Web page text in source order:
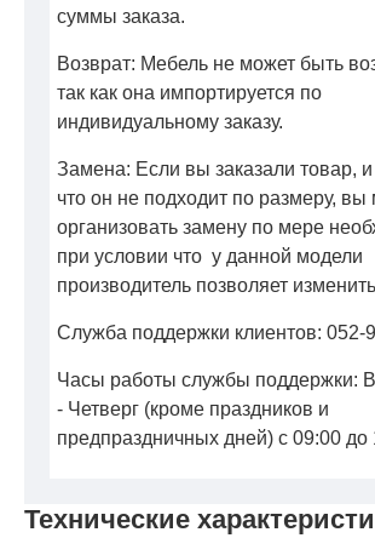
Технические
суммы заказа.
Возврат: Мебель не может быть
так как она импортируется по
индивидуальному заказу.
Замена: Если вы заказали товар, и
что он не подходит по размеру, вы
организовать замену по мере
при условии что у данной модели
производитель позволяет
Служба поддержки клиентов: 052-
Часы работы службы поддержки:
- Четверг (кроме праздников и
предпраздничных дней) с 09:00 до